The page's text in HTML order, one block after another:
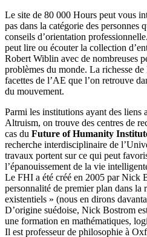
Le site de 80 000 Hours peut vous
pas dans la catégorie des personnes
conseils d’orientation
peut lire ou écouter la collection
Robert Wiblin avec de nombreuses
problèmes du monde. La richesse
facettes de l’AE que l’on retrouve
du mouvement.
Parmi les institutions ayant des
Altruism, on trouve des centres de
cas du Future of Humanity
recherche interdisciplinaire de
travaux portent sur ce qui peut
l’épanouissement de la vie
Le FHI a été créé en 2005 par Nick
personnalité de premier plan dans la
existentiels » (nous en dirons
D’origine suédoise, Nick Bostrom
une formation en mathématiques,
Il est professeur de philosophie à